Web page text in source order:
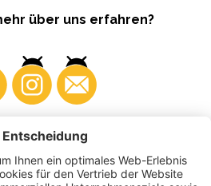
über uns erfahren?
Produzenten